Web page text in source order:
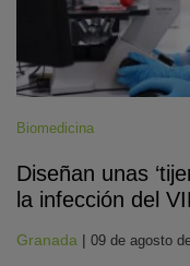
Biomedicina
Diseñan unas
la infección del
Granada | 09 de agosto